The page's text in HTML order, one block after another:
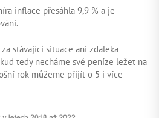
inflace přesáhla 9,9 % a je
stávající situace ani zdaleka
tedy necháme své peníze ležet na
rok můžeme přijít o 5 i více